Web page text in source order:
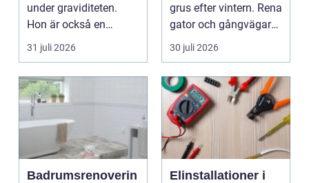
under graviditeten.
Hon är också en
följeslagare genom
fler...
31 juli 2026
grus efter vintern. Rena
gator och gångvägar
påverka...
30 juli 2026
Badrumsrenoverin
Elinstallationer i